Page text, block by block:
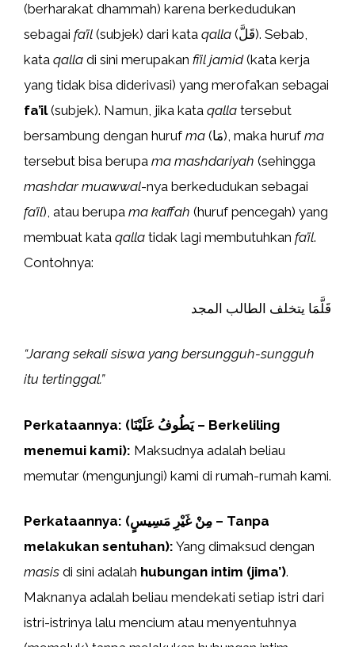
(berharakat dhammah) karena berkedudukan
sebagai fa’il (subjek) dari kata qalla (قَلَّ). Sebab,
kata qalla di sini merupakan fi’il jamid(kata kerja
yang tidak bisa diderivasi) yang merofa’kan sebagai
fa’il(subjek). Namun, jika kata qalla tersebut
bersambung dengan hurufma (مَا), maka hurufma
tersebut bisa berupa ma mashdariyah (sehingga
mashdar muawwal-nya berkedudukan sebagai
fa’il), atau berupa ma kaffah (huruf pencegah) yang
membuat kata qalla tidak lagi membutuhkan fa’il.
Contohnya:
قَلَّمَا يتخلف الطالب المجد
“Jarang sekali siswa yang bersungguh-sungguh
itu tertinggal.”
Perkataannya: (يَطُوفُ عَلَيْنَا – Berkeliling
menemui kami): Maksudnya adalah beliau
memutar (mengunjungi) kami di rumah-rumah kami.
Perkataannya: (مِنْ غَيْرِ مَسِيسٍ – Tanpa
melakukan sentuhan): Yang dimaksud dengan
masis di sini adalah hubungan intim (jima’).
Maknanya adalah beliau mendekati setiap istri dari
istri-istrinya lalu mencium atau menyentuhnya